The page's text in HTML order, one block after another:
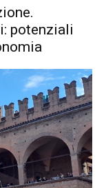
potenziali